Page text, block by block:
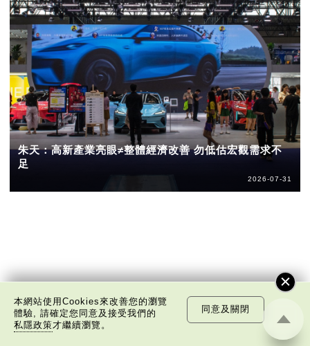
朱天：高新產業亮眼≠整體經濟改善 勿低估宏觀需求不
足
2026-07-31
本網站使用Cookies來改善您的瀏覽
體驗, 請確定您同意及接受我們的
私隱政策才繼續瀏覽。
同意及關閉